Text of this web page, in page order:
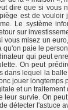
dire que si vous
est de
Le système
sur
misez un
paie le
qui peut
On peut
lequel la
jouer longtemps
et un traitement
survie. On
détecter l'astuce